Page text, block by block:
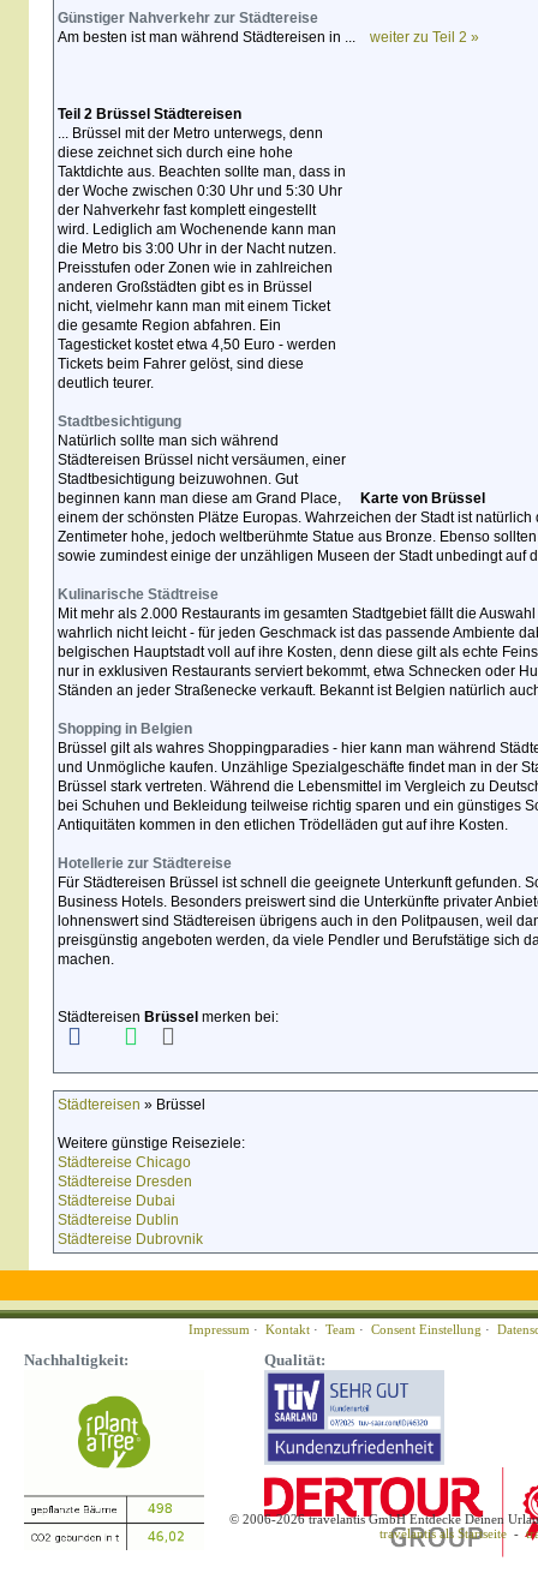
Günstiger Nahverkehr zur Städtereise
Am besten ist man während Städtereisen in ... weiter zu Teil 2 »
Teil 2 Brüssel Städtereisen
Karte von Brüssel
... Brüssel mit der Metro unterwegs, denn
diese zeichnet sich durch eine hohe
Taktdichte aus. Beachten sollte man, dass in
der Woche zwischen 0:30 Uhr und 5:30 Uhr
der Nahverkehr fast komplett eingestellt
wird. Lediglich am Wochenende kann man
die Metro bis 3:00 Uhr in der Nacht nutzen.
Preisstufen oder Zonen wie in zahlreichen
anderen Großstädten gibt es in Brüssel
nicht, vielmehr kann man mit einem Ticket
die gesamte Region abfahren. Ein
Tagesticket kostet etwa 4,50 Euro - werden
Tickets beim Fahrer gelöst, sind diese
deutlich teurer.
Stadtbesichtigung
Natürlich sollte man sich während
Städtereisen Brüssel nicht versäumen, einer
Stadtbesichtigung beizuwohnen. Gut
beginnen kann man diese am Grand Place,
einem der schönsten Plätze Europas. Wahrzeichen der Stadt ist
Zentimeter hohe, jedoch weltberühmte Statue aus Bronze. Ebenso
sowie zumindest einige der unzähligen Museen der Stadt unbedingt auf
Kulinarische Städtreise
Mit mehr als 2.000 Restaurants im gesamten Stadtgebiet fällt die
wahrlich nicht leicht - für jeden Geschmack ist das passende Ambiente
belgischen Hauptstadt voll auf ihre Kosten, denn diese gilt als echte
nur in exklusiven Restaurants serviert bekommt, etwa Schnecken oder
Ständen an jeder Straßenecke verkauft. Bekannt ist Belgien natürlich
Shopping in Belgien
Brüssel gilt als wahres Shoppingparadies - hier kann man während
und Unmögliche kaufen. Unzählige Spezialgeschäfte findet man in der
Brüssel stark vertreten. Während die Lebensmittel im Vergleich zu
bei Schuhen und Bekleidung teilweise richtig sparen und ein günstiges
Antiquitäten kommen in den etlichen Trödelläden gut auf ihre Kosten.
Hotellerie zur Städtereise
Für Städtereisen Brüssel ist schnell die geeignete Unterkunft gefunden.
Business Hotels. Besonders preiswert sind die Unterkünfte privater
lohnenswert sind Städtereisen übrigens auch in den Politpausen, weil
preisgünstig angeboten werden, da viele Pendler und Berufstätige sich
machen.
Städtereisen Brüssel merken bei:
Städtereisen » Brüssel
Weitere günstige Reiseziele:
Städtereise Chicago
Städtereise Dresden
Städtereise Dubai
Städtereise Dublin
Städtereise Dubrovnik
Impressum · Kontakt · Team · Consent Einstellung ·
Nachhaltigkeit: Qualität:
© 2006-2026 travelantis GmbH Entdecke Deinen
travelantis als Startseite -